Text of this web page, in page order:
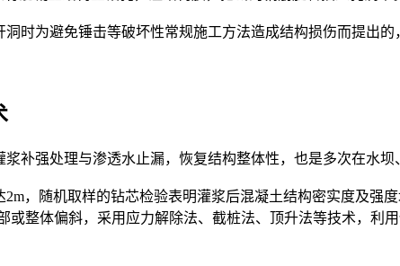
时为避免锤击等破坏性常规施工方法造成结构损伤而提出
补强处理与渗透水止漏，恢复结构整体性，也是多次在水
，随机取样的钻芯检验表明灌浆后混凝土结构密实度及
或整体偏斜，采用应力解除法、截桩法、顶升法等技术，利用